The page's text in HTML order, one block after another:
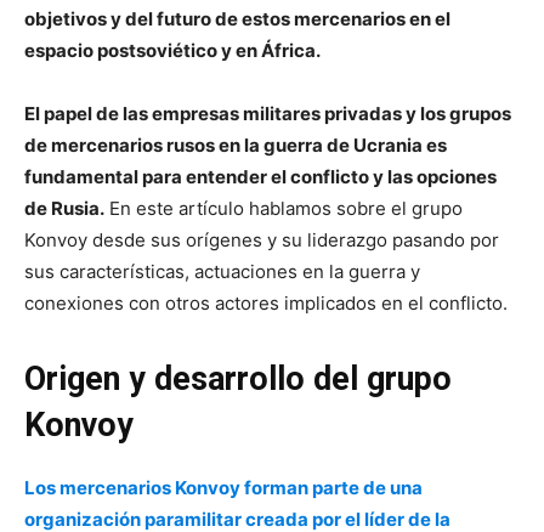
objetivos y del futuro de estos mercenarios en el
espacio postsoviético y en África.
El papel de las empresas militares privadas y los grupos
de mercenarios rusos en la guerra de Ucrania es
fundamental para entender el conflicto y las opciones
de Rusia. En este artículo hablamos sobre el grupo
Konvoy desde sus orígenes y su liderazgo pasando por
sus características, actuaciones en la guerra y
conexiones con otros actores implicados en el conflicto.
Origen y desarrollo del grupo
Konvoy
Los mercenarios Konvoy forman parte de una
organización paramilitar creada por el líder de la